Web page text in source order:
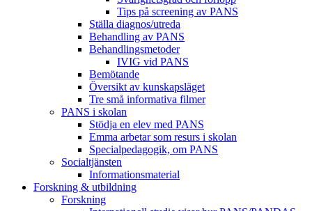
Tips på screening av PANS
Ställa diagnos/utreda
Behandling av PANS
Behandlings­metoder
IVIG vid PANS
Bemötande
Översikt av kunskapsläget
Tre små informativa filmer
PANS i skolan
Stödja en elev med PANS
Emma arbetar som resurs i skolan
Specialpedagogik, om PANS
Socialtjänsten
Informationsmaterial
Forskning & utbildning
Forskning